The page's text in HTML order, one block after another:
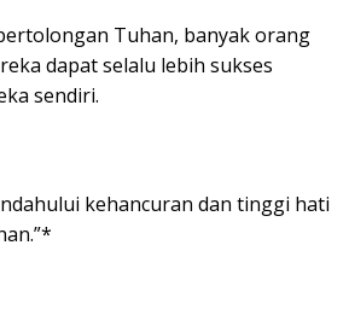
Tuhan, banyak orang
dapat selalu lebih sukses
sendiri.
kehancuran dan tinggi hati